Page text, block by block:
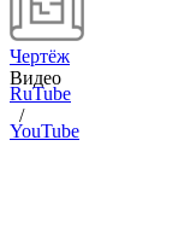
Чертёж
Видео
RuTube
/
YouTube